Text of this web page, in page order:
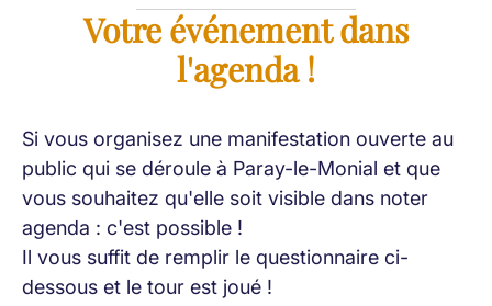
Votre événement dans
l'agenda !
Si vous organisez une manifestation ouverte au
public qui se déroule à Paray-le-Monial et que
vous souhaitez qu'elle soit visible dans noter
agenda : c'est possible !
Il vous suffit de remplir le questionnaire ci-
dessous et le tour est joué !